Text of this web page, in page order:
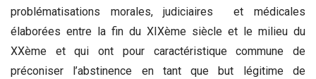
problématisations morales, judiciaires et médicales
élaborées entre la fin du XIXème siècle et le milieu du
XXème et qui ont pour caractéristique commune de
préconiser l’abstinence en tant que but légitime de